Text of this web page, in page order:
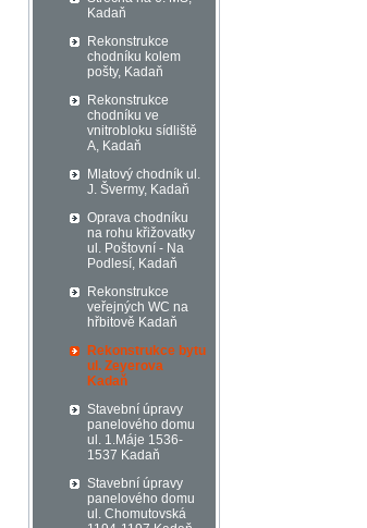
Kadaň
Rekonstrukce
chodníku kolem
pošty, Kadaň
Rekonstrukce
chodníku ve
vnitrobloku sídliště
A, Kadaň
Mlatový chodník ul.
J. Švermy, Kadaň
Oprava chodníku
na rohu křižovatky
ul. Poštovní - Na
Podlesí, Kadaň
Rekonstrukce
veřejných WC na
hřbitově Kadaň
Rekonstrukce bytu
ul. Zeyerova
Kadaň
Stavební úpravy
panelového domu
ul. 1.Máje 1536-
1537 Kadaň
Stavební úpravy
panelového domu
ul. Chomutovská